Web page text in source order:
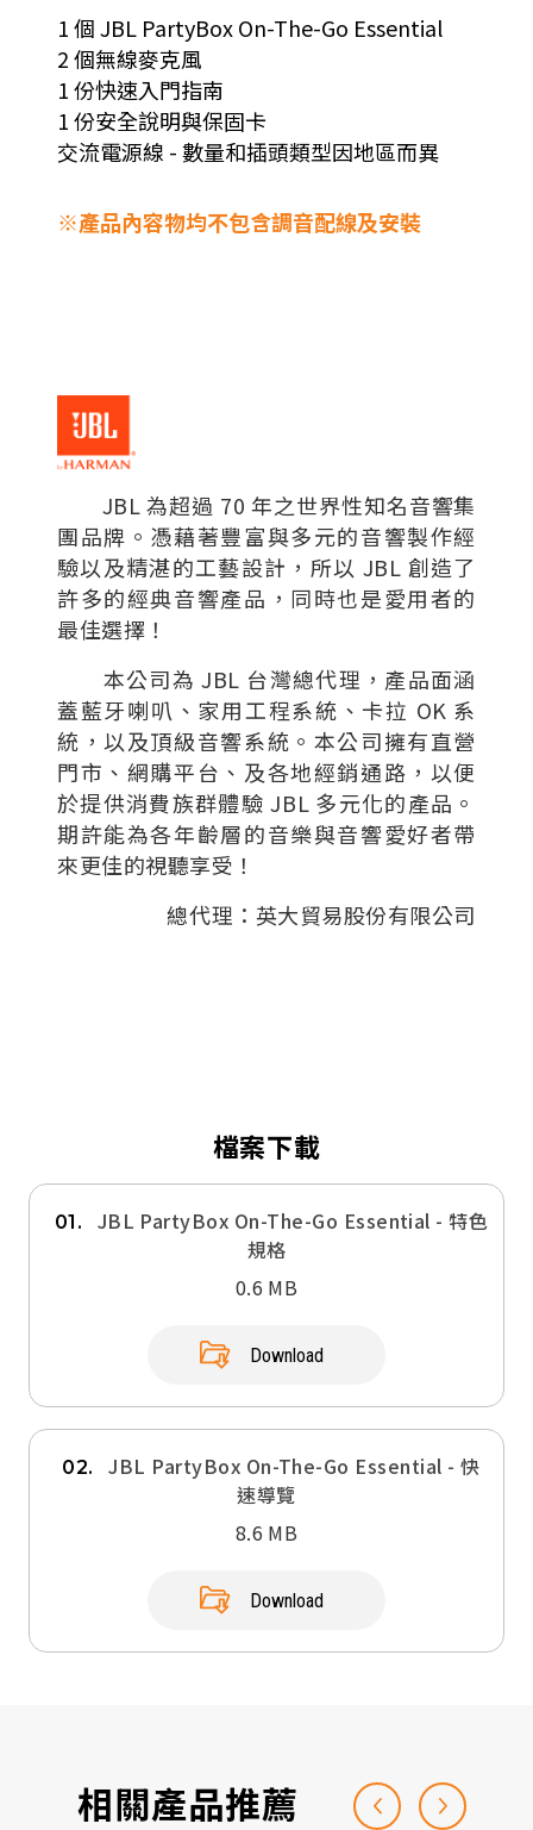
1 個 JBL PartyBox On-The-Go Essential
2 個無線麥克風
1 份快速入門指南
1 份安全說明與保固卡
交流電源線 - 數量和插頭類型因地區而異
※產品內容物均不包含調音配線及安裝
JBL 為超過 70 年之世界性知名音響集
團品牌。憑藉著豐富與多元的音響製作經
驗以及精湛的工藝設計，所以 JBL 創造了
許多的經典音響產品，同時也是愛用者的
最佳選擇！
本公司為 JBL 台灣總代理，產品面涵
蓋藍牙喇叭、家用工程系統、卡拉 OK 系
統，以及頂級音響系統。本公司擁有直營
門市、網購平台、及各地經銷通路，以便
於提供消費族群體驗 JBL 多元化的產品。
期許能為各年齡層的音樂與音響愛好者帶
來更佳的視聽享受！
總代理：英大貿易股份有限公司
檔案下載
01.
JBL PartyBox On-The-Go Essential - 特色
規格
0.6 MB
Download
02.
JBL PartyBox On-The-Go Essential - 快
速導覽
8.6 MB
Download
相關產品推薦